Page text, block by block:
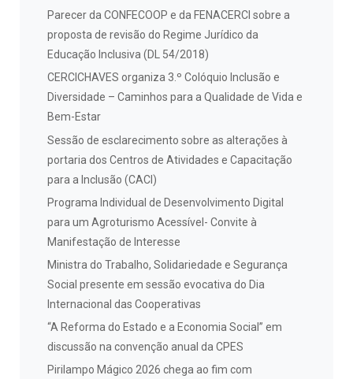
Parecer da CONFECOOP e da FENACERCI sobre a
proposta de revisão do Regime Jurídico da
Educação Inclusiva (DL 54/2018)
CERCICHAVES organiza 3.º Colóquio Inclusão e
Diversidade – Caminhos para a Qualidade de Vida e
Bem-Estar
Sessão de esclarecimento sobre as alterações à
portaria dos Centros de Atividades e Capacitação
para a Inclusão (CACI)
Programa Individual de Desenvolvimento Digital
para um Agroturismo Acessível- Convite à
Manifestação de Interesse
Ministra do Trabalho, Solidariedade e Segurança
Social presente em sessão evocativa do Dia
Internacional das Cooperativas
“A Reforma do Estado e a Economia Social” em
discussão na convenção anual da CPES
Pirilampo Mágico 2026 chega ao fim com